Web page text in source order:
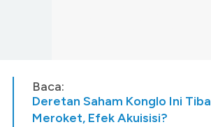
Baca:
Deretan Saham Konglo Ini
Meroket, Efek Akuisisi?